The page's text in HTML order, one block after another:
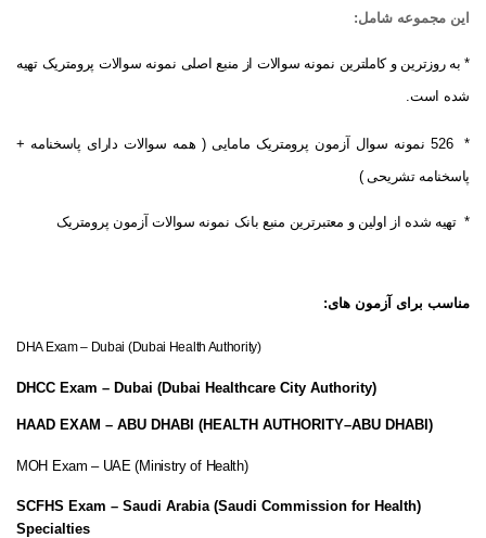
این مجموعه شامل:
* به روزترین و کاملترین نمونه سوالات از منبع اصلی نمونه سوالات پرومتریک تهیه
شده است.
* 526 نمونه سوال آزمون پرومتریک مامایی ( همه سوالات دارای پاسخنامه +
پاسخنامه تشریحی )
* تهیه شده از اولین و معتبرترین منبع بانک نمونه سوالات آزمون پرومتریک
مناسب برای آزمون های:
(DHA Exam – Dubai (Dubai Health Authority
(DHCC Exam – Dubai (Dubai Healthcare City Authority
(HAAD EXAM – ABU DHABI (HEALTH AUTHORITY–ABU DHABI
(MOH Exam – UAE (Ministry of Health
(SCFHS Exam – Saudi Arabia (Saudi Commission for Health
Specialties